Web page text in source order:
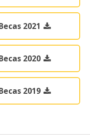
2021
2020
2019